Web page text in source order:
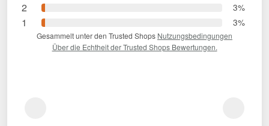
2 3%
1 3%
Gesammelt unter den Trusted Shops Nutzungsbedingungen
Über die Echtheit der Trusted Shops Bewertungen.